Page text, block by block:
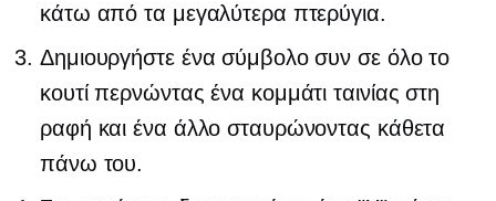
κάτω από τα μεγαλύτερα πτερύγια.
Δημιουργήστε ένα σύμβολο συν σε όλο το
κουτί περνώντας ένα κομμάτι ταινίας στη
ραφή και ένα άλλο σταυρώνοντας κάθετα
πάνω του.